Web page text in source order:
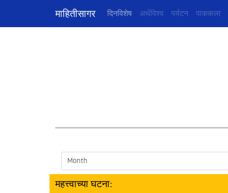
माहितीसागर दिनविशेष(current)
अर्थविश्व पर्यटन पाककला
महत्त्वाच्या घटना: